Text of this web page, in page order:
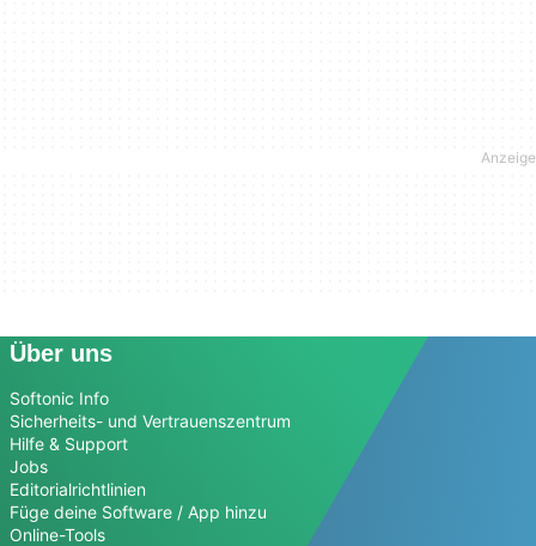
Über uns
Softonic Info
Sicherheits- und Vertrauenszentrum
Hilfe & Support
Jobs
Editorialrichtlinien
Füge deine Software / App hinzu
Online-Tools